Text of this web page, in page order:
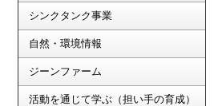
シンクタンク事業
自然・環境情報
ジーンファーム
活動を通じて学ぶ（担い手の育成）